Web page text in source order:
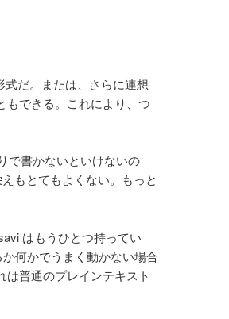
だ。または、さらに連想
もできる。これにより、つ
書かないといけないの
もとてもよくない。もっと
はもうひとつ持ってい
何かでうまく動かない場合
普通のプレインテキスト